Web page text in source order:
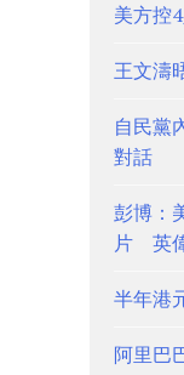
美方控
王文濤
自民黨
對話
彭博：
片 英
半年港
阿里巴